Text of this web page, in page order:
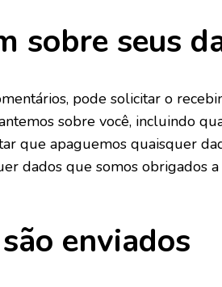
sobre seus
pode solicitar o
sobre você, incluindo
que apaguemos quaisquer
dados que somos obrigados
enviados